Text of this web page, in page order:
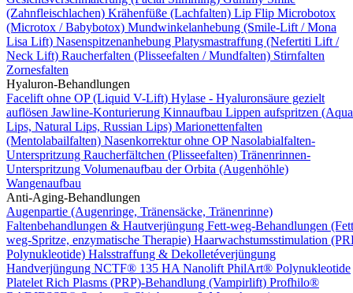
(Zahnfleischlachen) Krähenfüße (Lachfalten) Lip Flip Microbotox
(Microtox / Babybotox) Mundwinkelanhebung (Smile-Lift / Mona
Lisa Lift) Nasenspitzenanhebung Platysmastraffung (Nefertiti Lift /
Neck Lift) Raucherfalten (Plisseefalten / Mundfalten) Stirnfalten
Zornesfalten
Hyaluron-Behandlungen
Facelift ohne OP (Liquid V-Lift) Hylase - Hyaluronsäure gezielt
auflösen Jawline-Konturierung Kinnaufbau Lippen aufspritzen (Aqua
Lips, Natural Lips, Russian Lips) Marionettenfalten
(Mentolabailfalten) Nasenkorrektur ohne OPNasolabialfalten-
Unterspritzung Raucherfältchen (Plisseefalten) Tränenrinnen-
Unterspritzung Volumenaufbau der Orbita (Augenhöhle)
Wangenaufbau
Anti-Aging-Behandlungen
Augenpartie (Augenringe, Tränensäcke, Tränenrinne)
Faltenbehandlungen & Hautverjüngung Fett-weg-Behandlungen
weg-Spritze, enzymatische Therapie) Haarwachstumsstimulation
Polynukleotide) Halsstraffung & Dekolletéverjüngung
Handverjüngung NCTF® 135 HA Nanolift PhilArt® Polynukleotide
Platelet Rich Plasms (PRP)-Behandlung (Vampirlift) Profhilo®